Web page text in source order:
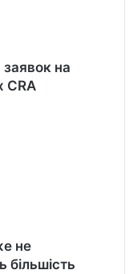
на
CRA
не
більшість